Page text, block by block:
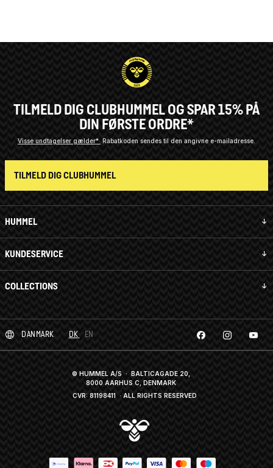
HUMMEL
KUNDESERVICE
COLLECTIONS
TILMELD DIG CLUBHUMMEL OG SPAR 15% PÅ
DIN FØRSTE ORDRE*
Visse undtagelser gælder* Rabatkoden sendes til den angivne e-mailadresse.
TILMELD DIG CLUBHUMMEL
DANMARK DK EN
© HUMMEL A/S · BALTICAGADE 20,
8000 AARHUS C, DENMARK
CVR: 81198411 · ALL RIGHTS RESERVED